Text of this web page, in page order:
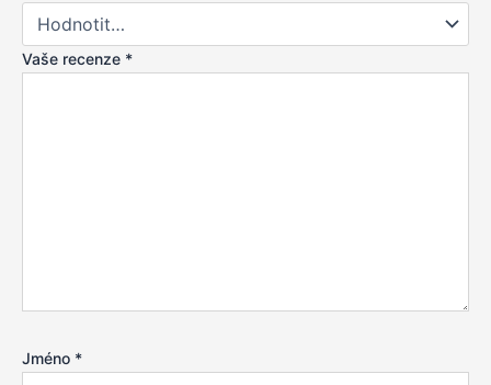
Vaše recenze *
Jméno *